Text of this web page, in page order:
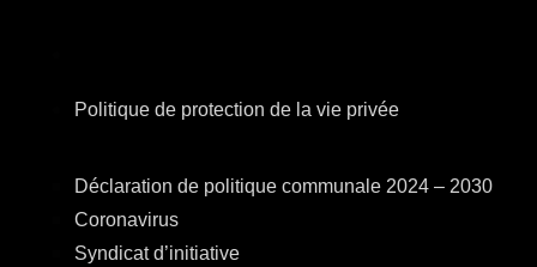
Politique de protection de la vie privée
Déclaration de politique communale 2024 – 2030
Coronavirus
Syndicat d’initiative